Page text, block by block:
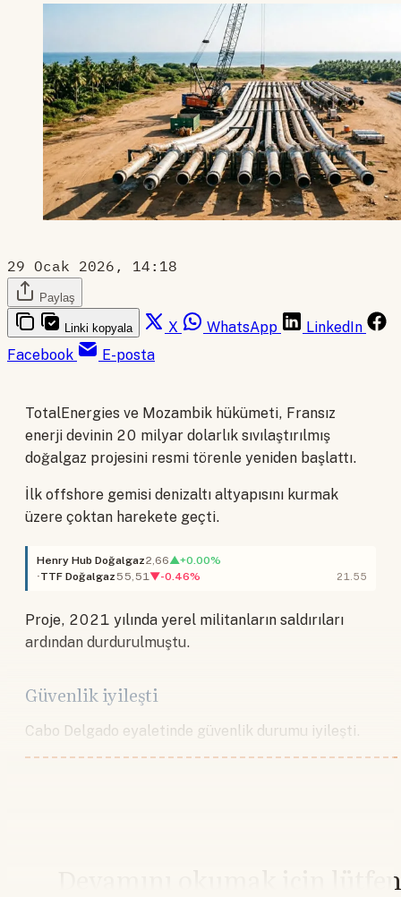
29 Ocak 2026, 14:18
Paylaş
Linki kopyala X WhatsApp
LinkedIn
Facebook
E-posta
TotalEnergies ve Mozambik hükümeti, Fransız
enerji devinin 20 milyar dolarlık sıvılaştırılmış
doğalgaz projesini resmi törenle yeniden başlattı.
İlk offshore gemisi denizaltı altyapısını kurmak
üzere çoktan harekete geçti.
Henry Hub Doğalgaz2,66▲+0.00%
TTF Doğalgaz55,51▼-0.46% 21.55
Proje, 2021 yılında yerel militanların saldırıları
ardından durdurulmuştu.
Güvenlik iyileşti
Cabo Delgado eyaletinde güvenlik durumu iyileşti.
Devamını okumak için lütfen